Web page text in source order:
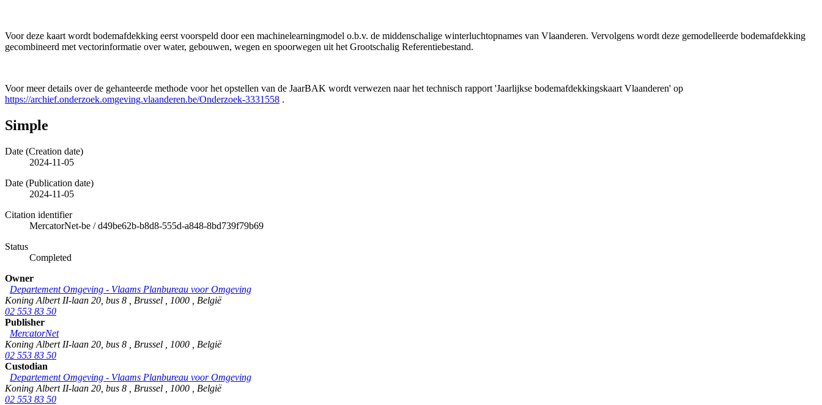
Voor deze kaart wordt bodemafdekking eerst voorspeld door een machinelearningmodel o.b.v. de middenschalige winterluchtopnames van Vlaanderen. Vervolgens wordt deze gemodelleerde bodemafdekking
gecombineerd met vectorinformatie over water, gebouwen, wegen en spoorwegen uit het Grootschalig Referentiebestand.
Voor meer details over de gehanteerde methode voor het opstellen van de JaarBAK wordt verwezen naar het technisch rapport 'Jaarlijkse bodemafdekkingskaart Vlaanderen' op
https://archief.onderzoek.omgeving.vlaanderen.be/Onderzoek-3331558 .
Simple
Date (Creation date)
2024-11-05
Date (Publication date)
2024-11-05
Citation identifier
MercatorNet-be /d49be62b-b8d8-555d-a848-8bd739f79b69
Status
Completed
Owner
Departement Omgeving - Vlaams Planbureau voor Omgeving
Koning Albert II-laan 20, bus 8
Brussel 1000
België
02 553 83 50
Publisher
MercatorNet
Koning Albert II-laan 20, bus 8
Brussel 1000
België
02 553 83 50
Custodian
Departement Omgeving - Vlaams Planbureau voor Omgeving
Koning Albert II-laan 20, bus 8
Brussel 1000
België
02 553 83 50